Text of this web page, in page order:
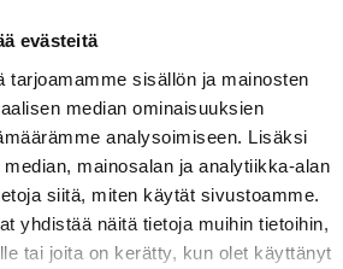
evästeitä
tarjoamamme sisällön ja mainosten
median ominaisuuksien
analysoimiseen. Lisäksi
mainosalan ja analytiikka-alan
siitä, miten käytät sivustoamme.
yhdistää näitä tietoja muihin tietoihin,
tai joita on kerätty, kun olet käyttänyt